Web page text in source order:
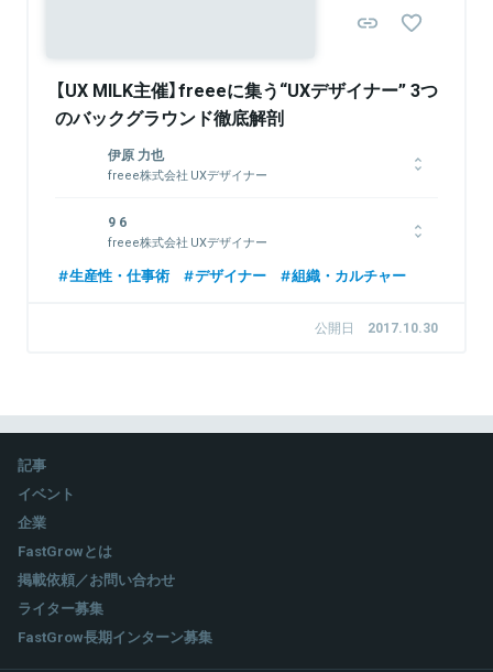
【UX MILK主催】freeeに集う“UXデザイナー” 3つ
のバックグラウンド徹底解剖
伊原 力也
freee株式会社 UXデザイナー
Webサービスやスマートフォンアプリの設計業務に従事。ウェ
ブアクセシビリティ基盤委員会（WAIC）理解と普及作業部会委員
としても活動。HCD-Net認定 人間中心設計専門家。
9 6
freee株式会社 UXデザイナー
2015年よりfreee株式会社に参画。UXデザイナーとして、サー
生産性・仕事術 デザイナー 組織・カルチャー
公開日 2017.10.30
記事
イベント
企業
FastGrowとは
掲載依頼／お問い合わせ
ライター募集
FastGrow長期インターン募集